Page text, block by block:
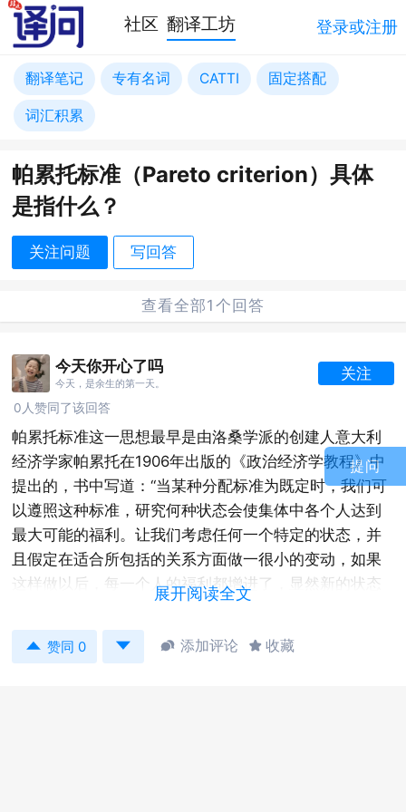
提问
社区 翻译工坊 登录或注册
翻译笔记 专有名词 CATTI 固定搭配
词汇积累
帕累托标准（Pareto criterion）具体
是指什么？
关注问题 写回答
查看全部1个回答
今天你开心了吗
今天，是余生的第一天。
关注
0人赞同了该回答
帕累托标准这一思想最早是由洛桑学派的创建人意大利
经济学家帕累托在1906年出版的《政治经济学教程》中
提出的，书中写道：“当某种分配标准为既定时，我们可
以遵照这种标准，研究何种状态会使集体中各个人达到
最大可能的福利。让我们考虑任何一个特定的状态，并
且假定在适合所包括的关系方面做一很小的变动，如果
这样做以后，每一个人的福利都增进了，显然新的状态
对每一个人就更有利；相反，如果这种小变动使得一些
人福利增进，而另一些人福利减小，那么对于整个社会
来说，就不能认为这种改变是有利的。因此，我们规定
展开阅读全文
 赞同 0   添加评论  收藏